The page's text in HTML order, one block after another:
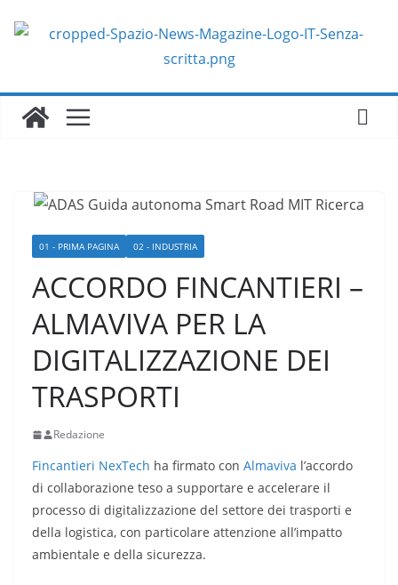
01 - PRIMA PAGINA 02 - INDUSTRIA
ACCORDO FINCANTIERI –
ALMAVIVA PER LA
DIGITALIZZAZIONE DEI
TRASPORTI
Redazione
Fincantieri NexTech ha firmato con Almaviva l’accordo
di collaborazione teso a supportare e accelerare il
processo di digitalizzazione del settore dei trasporti e
della logistica, con particolare attenzione all’impatto
ambientale e della sicurezza.